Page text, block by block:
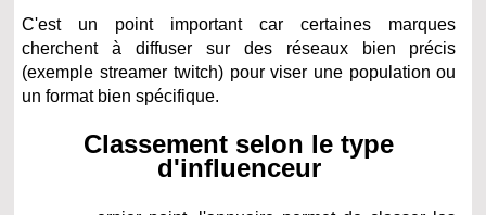
C'est un point important car certaines marques
cherchent à diffuser sur des réseaux bien précis
(exemple streamer twitch) pour viser une population ou
un format bien spécifique.
Classement selon le type
d'influenceur